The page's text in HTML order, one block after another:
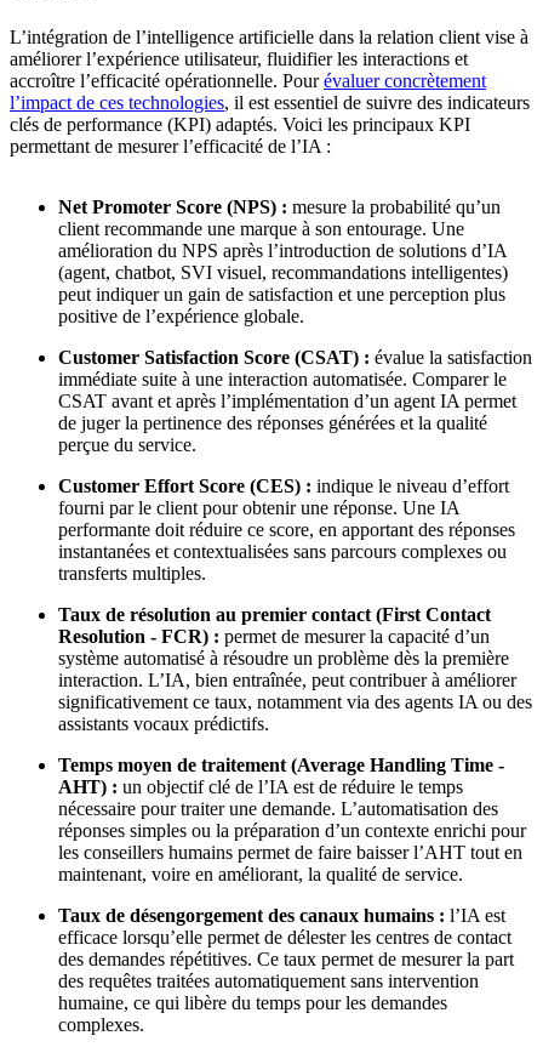
L’intégration de l’intelligence artificielle dans la relation client vise à
améliorer l’expérience utilisateur, fluidifier les interactions et
accroître l’efficacité opérationnelle. Pourévaluer concrètement
l’impact de ces technologies, il est essentiel de suivre des indicateurs
clés de performance (KPI) adaptés. Voici les principaux KPI
permettant de mesurer l’efficacité de l’IA :
Net Promoter Score (NPS) : mesure la probabilité qu’un
client recommande une marque à son entourage. Une
amélioration du NPS après l’introduction de solutions d’IA
(agent, chatbot, SVI visuel, recommandations intelligentes)
peut indiquer un gain de satisfaction et une perception plus
positive de l’expérience globale.
Customer Satisfaction Score (CSAT) : évalue la satisfaction
immédiate suite à une interaction automatisée. Comparer le
CSAT avant et après l’implémentation d’un agent IA permet
de juger la pertinence des réponses générées et la qualité
perçue du service.
Customer Effort Score (CES) : indique le niveau d’effort
fourni par le client pour obtenir une réponse. Une IA
performante doit réduire ce score, en apportant des réponses
instantanées et contextualisées sans parcours complexes ou
transferts multiples.
Taux de résolution au premier contact (First Contact
Resolution - FCR) : permet de mesurer la capacité d’un
système automatisé à résoudre un problème dès la première
interaction. L’IA, bien entraînée, peut contribuer à améliorer
significativement ce taux, notamment via des agents IA ou des
assistants vocaux prédictifs.
Temps moyen de traitement (Average Handling Time -
AHT) : un objectif clé de l’IA est de réduire le temps
nécessaire pour traiter une demande. L’automatisation des
réponses simples ou la préparation d’un contexte enrichi pour
les conseillers humains permet de faire baisser l’AHT tout en
maintenant, voire en améliorant, la qualité de service.
Taux de désengorgement des canaux humains : l’IA est
efficace lorsqu’elle permet de délester les centres de contact
des demandes répétitives. Ce taux permet de mesurer la part
des requêtes traitées automatiquement sans intervention
humaine, ce qui libère du temps pour les demandes
complexes.